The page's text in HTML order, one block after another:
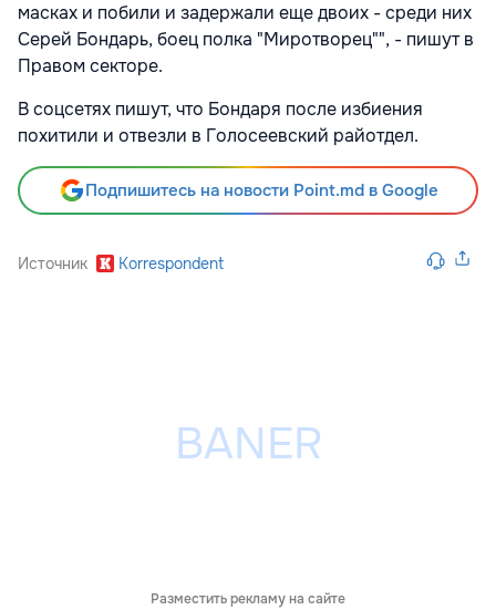
масках и побили и задержали еще двоих - среди них
Серей Бондарь, боец полка "Миротворец"", - пишут в
Правом секторе.
В соцсетях пишут, что Бондаря после избиения
похитили и отвезли в Голосеевский райотдел.
Подпишитесь на новости Point.md в Google
Источник Korrespondent
Разместить рекламу на сайте